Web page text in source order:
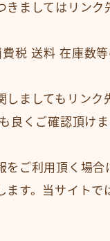
ましてはリンク
税 送料 在庫数
しましてもリン
良くご確認頂けま
をご利用頂く場
ます。当サイト